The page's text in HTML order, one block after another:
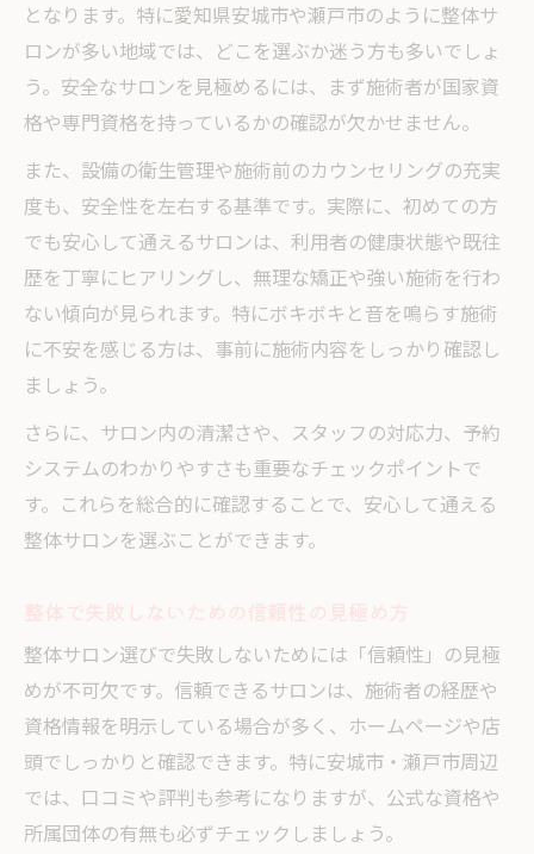
整体が腰痛や肩こりに効果的な理由を解説
整体のリスクと安心して受けるための注意
点
安城市瀬戸市で整体を安全に受ける方法
整体サロン選びで重視すべき安全基準とは
整体の施術前後で気をつけるポイント紹介
整体と接骨院の違いと選び方のコツ
整体で使われる矯正法のリスクと対策法
整体を初めて受ける方の不安解消ガイド
整体サロンの施術内容と安全性を解説
整体サロンの代表的な施術内容と特徴紹介
整体で安全な施術を受けるためのチェック
整体師がやってはいけない行為と注意点
整体とカイロプラクティックの違いを解説
整体でやさしい施術を選ぶメリットと効果
整体のリラクゼーション効果で心身を整え
る
整体でリフレッシュできるサロンの特徴
整体で疲れを癒すための新習慣のポイント
となります。特に愛知県安城市や瀬戸市のように整体サ
ロンが多い地域では、どこを選ぶか迷う方も多いでしょ
う。安全なサロンを見極めるには、まず施術者が国家資
格や専門資格を持っているかの確認が欠かせません。
また、設備の衛生管理や施術前のカウンセリングの充実
度も、安全性を左右する基準です。実際に、初めての方
でも安心して通えるサロンは、利用者の健康状態や既往
歴を丁寧にヒアリングし、無理な矯正や強い施術を行わ
ない傾向が見られます。特にボキボキと音を鳴らす施術
に不安を感じる方は、事前に施術内容をしっかり確認し
ましょう。
さらに、サロン内の清潔さや、スタッフの対応力、予約
システムのわかりやすさも重要なチェックポイントで
す。これらを総合的に確認することで、安心して通える
整体サロンを選ぶことができます。
整体サロン選びで失敗しないためには「信頼性」の見極
めが不可欠です。信頼できるサロンは、施術者の経歴や
資格情報を明示している場合が多く、ホームページや店
頭でしっかりと確認できます。特に安城市・瀬戸市周辺
では、口コミや評判も参考になりますが、公式な資格や
所属団体の有無も必ずチェックしましょう。